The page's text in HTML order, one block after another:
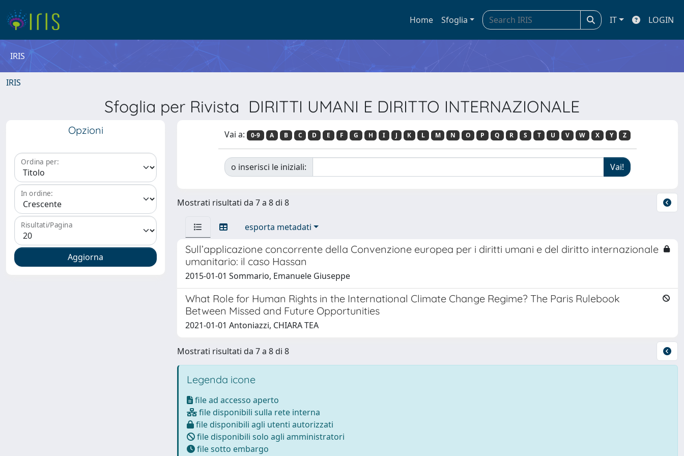
Home Sfoglia IT LOGIN
IRIS
IRIS
Sfoglia per Rivista DIRITTI UMANI E DIRITTO INTERNAZIONALE
Opzioni
Ordina per:
In ordine:
Risultati/Pagina
Vai a: 0-9 A B C D E F G H I J K L M N O P Q R S T U V W X Y Z
o inserisci le iniziali:
Mostrati risultati da 7 a 8 di 8
esporta metadati
Sull’applicazione concorrente della Convenzione europea per i diritti umani e del diritto internazionale
umanitario: il caso Hassan
2015-01-01 Sommario, Emanuele Giuseppe
What Role for Human Rights in the International Climate Change Regime? The Paris Rulebook
Between Missed and Future Opportunities
2021-01-01 Antoniazzi, CHIARA TEA
Mostrati risultati da 7 a 8 di 8
Legenda icone
file ad accesso aperto
file disponibili sulla rete interna
file disponibili agli utenti autorizzati
file disponibili solo agli amministratori
file sotto embargo